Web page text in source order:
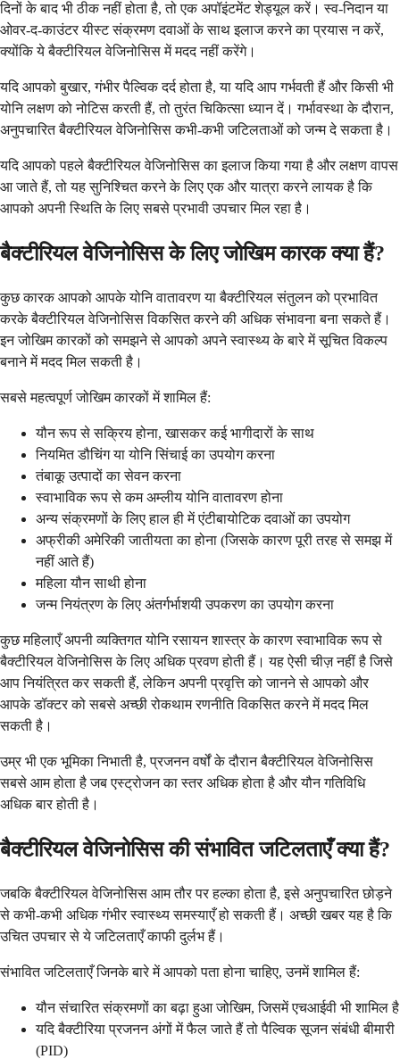
दिनों के बाद भी ठीक नहीं होता है, तो एक अपॉइंटमेंट शेड्यूल करें। स्व-निदान या
ओवर-द-काउंटर यीस्ट संक्रमण दवाओं के साथ इलाज करने का प्रयास न करें,
क्योंकि ये बैक्टीरियल वेजिनोसिस में मदद नहीं करेंगे।
यदि आपको बुखार, गंभीर पैल्विक दर्द होता है, या यदि आप गर्भवती हैं और किसी भी
योनि लक्षण को नोटिस करती हैं, तो तुरंत चिकित्सा ध्यान दें। गर्भावस्था के दौरान,
अनुपचारित बैक्टीरियल वेजिनोसिस कभी-कभी जटिलताओं को जन्म दे सकता है।
यदि आपको पहले बैक्टीरियल वेजिनोसिस का इलाज किया गया है और लक्षण वापस
आ जाते हैं, तो यह सुनिश्चित करने के लिए एक और यात्रा करने लायक है कि
आपको अपनी स्थिति के लिए सबसे प्रभावी उपचार मिल रहा है।
बैक्टीरियल वेजिनोसिस के लिए जोखिम कारक क्या हैं?
कुछ कारक आपको आपके योनि वातावरण या बैक्टीरियल संतुलन को प्रभावित
करके बैक्टीरियल वेजिनोसिस विकसित करने की अधिक संभावना बना सकते हैं।
इन जोखिम कारकों को समझने से आपको अपने स्वास्थ्य के बारे में सूचित विकल्प
बनाने में मदद मिल सकती है।
सबसे महत्वपूर्ण जोखिम कारकों में शामिल हैं:
यौन रूप से सक्रिय होना, खासकर कई भागीदारों के साथ
नियमित डौचिंग या योनि सिंचाई का उपयोग करना
तंबाकू उत्पादों का सेवन करना
स्वाभाविक रूप से कम अम्लीय योनि वातावरण होना
अन्य संक्रमणों के लिए हाल ही में एंटीबायोटिक दवाओं का उपयोग
अफ्रीकी अमेरिकी जातीयता का होना (जिसके कारण पूरी तरह से समझ में
नहीं आते हैं)
महिला यौन साथी होना
जन्म नियंत्रण के लिए अंतर्गर्भाशयी उपकरण का उपयोग करना
कुछ महिलाएँ अपनी व्यक्तिगत योनि रसायन शास्त्र के कारण स्वाभाविक रूप से
बैक्टीरियल वेजिनोसिस के लिए अधिक प्रवण होती हैं। यह ऐसी चीज़ नहीं है जिसे
आप नियंत्रित कर सकती हैं, लेकिन अपनी प्रवृत्ति को जानने से आपको और
आपके डॉक्टर को सबसे अच्छी रोकथाम रणनीति विकसित करने में मदद मिल
सकती है।
उम्र भी एक भूमिका निभाती है, प्रजनन वर्षों के दौरान बैक्टीरियल वेजिनोसिस
सबसे आम होता है जब एस्ट्रोजन का स्तर अधिक होता है और यौन गतिविधि
अधिक बार होती है।
बैक्टीरियल वेजिनोसिस की संभावित जटिलताएँ क्या हैं?
जबकि बैक्टीरियल वेजिनोसिस आम तौर पर हल्का होता है, इसे अनुपचारित छोड़ने
से कभी-कभी अधिक गंभीर स्वास्थ्य समस्याएँ हो सकती हैं। अच्छी खबर यह है कि
उचित उपचार से ये जटिलताएँ काफी दुर्लभ हैं।
संभावित जटिलताएँ जिनके बारे में आपको पता होना चाहिए, उनमें शामिल हैं:
यौन संचारित संक्रमणों का बढ़ा हुआ जोखिम, जिसमें एचआईवी भी शामिल है
यदि बैक्टीरिया प्रजनन अंगों में फैल जाते हैं तो पैल्विक सूजन संबंधी बीमारी
(PID)